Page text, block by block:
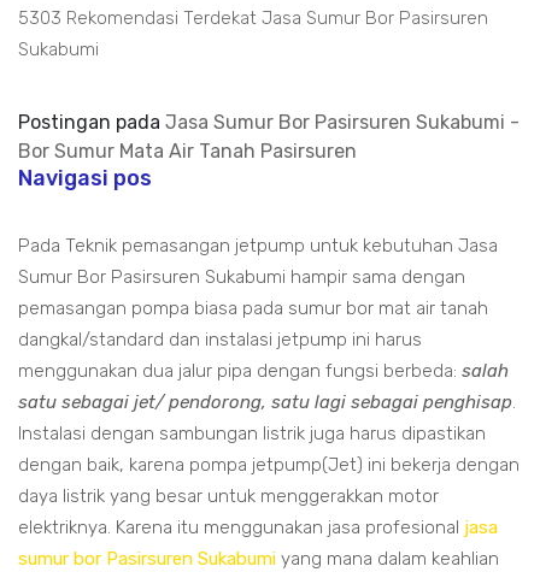
5303 Rekomendasi Terdekat Jasa Sumur Bor Pasirsuren
Sukabumi
Postingan pada Jasa Sumur Bor Pasirsuren Sukabumi -
Bor Sumur Mata Air Tanah Pasirsuren
Navigasi pos
Pada Teknik pemasangan jetpump untuk kebutuhan Jasa
Sumur Bor Pasirsuren Sukabumi hampir sama dengan
pemasangan pompa biasa pada sumur bor mat air tanah
dangkal/standard dan instalasi jetpump ini harus
menggunakan dua jalur pipa dengan fungsi berbeda: salah
satu sebagai jet/ pendorong, satu lagi sebagai penghisap.
Instalasi dengan sambungan listrik juga harus dipastikan
dengan baik, karena pompa jetpump(Jet) ini bekerja dengan
daya listrik yang besar untuk menggerakkan motor
elektriknya. Karena itu menggunakan jasa profesional jasa
sumur bor Pasirsuren Sukabumi yang mana dalam keahlian